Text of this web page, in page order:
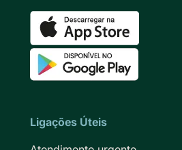
Ligações Úteis